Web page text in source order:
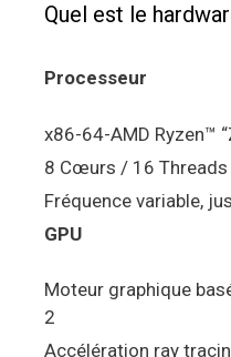
Quel est le
Processeur
x86-64-AMD Ryzen™
8 Cœurs / 16 Threads
Fréquence variable,
GPU
Moteur graphique
2
Accélération ray